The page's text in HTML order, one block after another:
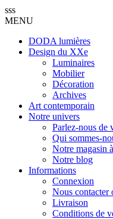
sss
MENU
DODA lumières
Design du XXe
Luminaires
Mobilier
Décoration
Archives
Art contemporain
Notre univers
Parlez-nous de
Qui sommes-
Notre magasin
Notre blog
Informations
Connexion
Nous contacter
Livraison
Conditions de